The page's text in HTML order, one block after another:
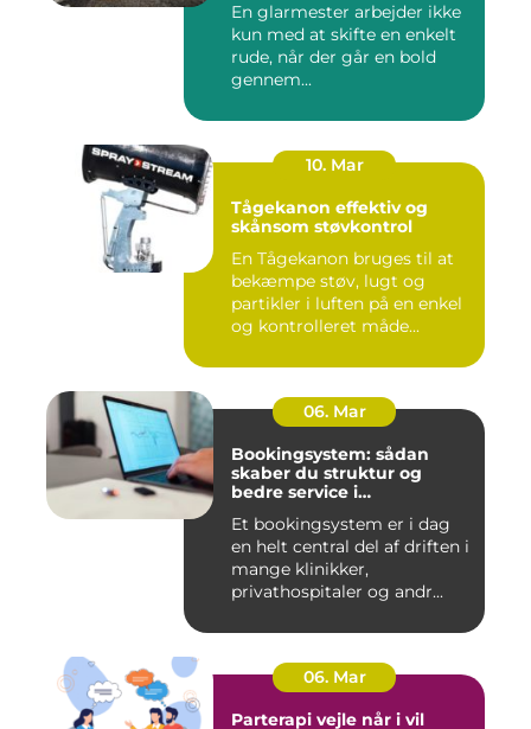
En glarmester arbejder ikke
kun med at skifte en enkelt
rude, når der går en bold
gennem...
10. Mar
Tågekanon effektiv og
skånsom støvkontrol
En Tågekanon bruges til at
bekæmpe støv, lugt og
partikler i luften på en enkel
og kontrolleret måde...
06. Mar
Bookingsystem: sådan
skaber du struktur og
bedre service i
Et bookingsystem er i dag
en helt central del af driften i
mange klinikker,
privathospitaler og andr...
06. Mar
Parterapi vejle når i vil